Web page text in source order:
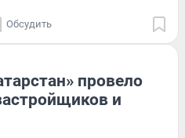
Обсудить
провело
и